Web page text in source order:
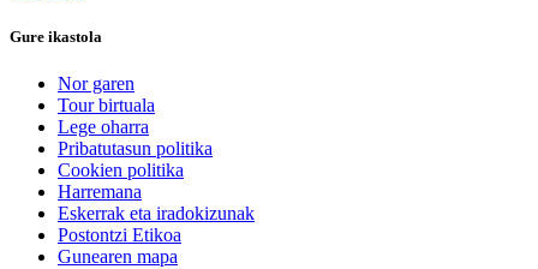
Gure ikastola
Nor garen
Tour birtuala
Lege oharra
Pribatutasun politika
Cookien politika
Harremana
Eskerrak eta iradokizunak
Postontzi Etikoa
Gunearen mapa